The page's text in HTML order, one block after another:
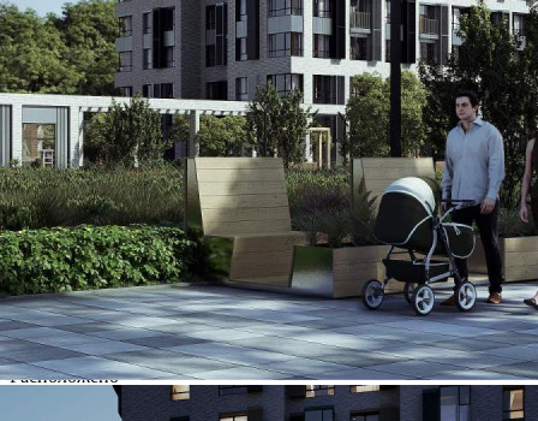
Навигация
Характеристики
О помещении
Где находится
Контакты
Другие объявления
Характеристики помещения
№ объявления
120631
Дата размещения
14.10.2025
Город
Владивосток
Адрес
Адмирала Горшкова улица, д.5
Расположено